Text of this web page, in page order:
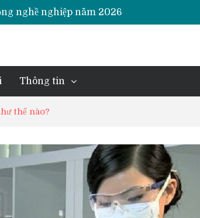
đáng cân nhắc năm 2026
của thuốc ETC
xu hướng?
Thông tin
thế nào?